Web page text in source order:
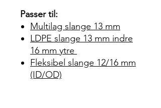
Passer til:
Multilag slange 13 mm
LDPE slange 13 mm indre
16 mm ytre
Fleksibel slange 12/16 mm
(ID/OD)